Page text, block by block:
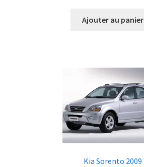
Ajouter au panier
Kia Sorento 2009